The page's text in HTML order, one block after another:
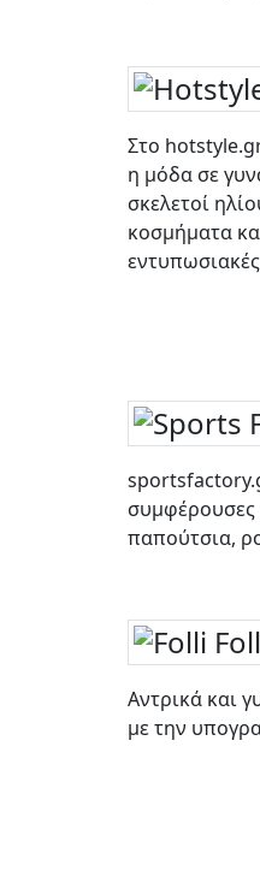
Στο
η μόδα σε
σκελετοί
κοσμήματα
συμφέρουσες
παπούτσια,
Αντρικά και
με την